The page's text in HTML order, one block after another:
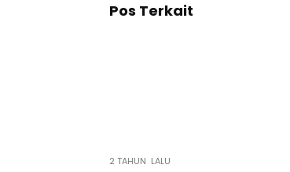
Pos Terkait
2 TAHUN LALU